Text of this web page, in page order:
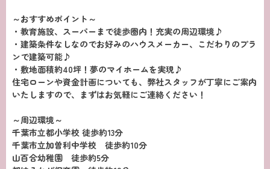
～おすすめポイント～
・教育施設、スーパーまで徒歩圏内！充実の周辺環境♪
・建築条件なしなのでお好みのハウスメーカー、こだわりのプラ
ンで建築可能♪
・敷地面積約40坪！夢のマイホームを実現♪
住宅ローンや資金計画についても、弊社スタッフが丁寧にご案内
いたしますので、まずはお気軽にご連絡ください！
～周辺環境～
千葉市立都小学校 徒歩約13分
千葉市立加曽利中学校 徒歩約10分
山百合幼稚園 徒歩約5分